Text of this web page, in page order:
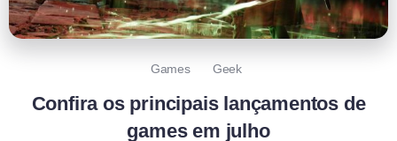
Games Geek
Confira os principais lançamentos de
games em julho